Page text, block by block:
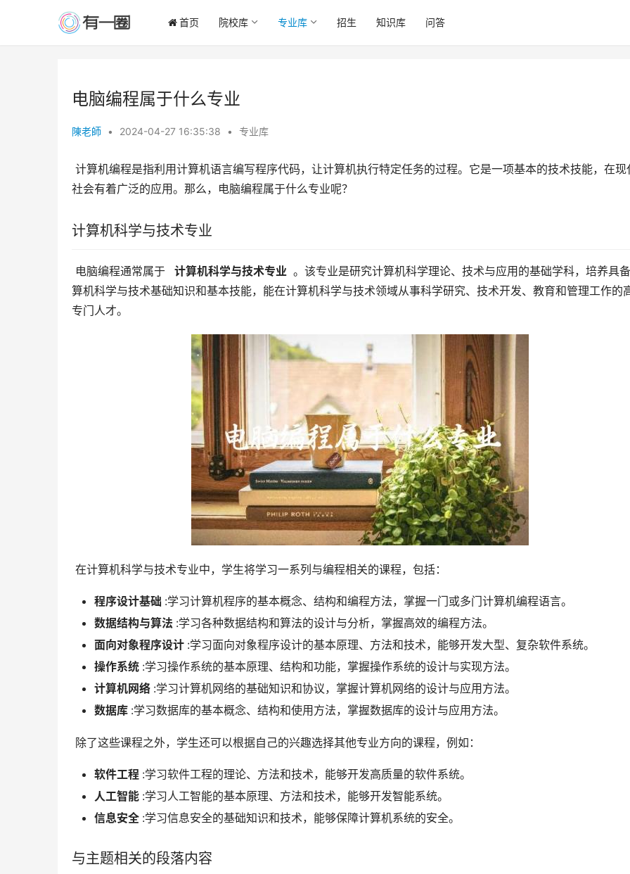
首页 院校库 专业库 招生 知识库 问答
电脑编程属于什么专业
陳老師 • 2024-04-27 16:35:38 • 专业库
社会有着广泛的应用。那么，电脑编程属于什么专业呢？
计算机科学与技术专业
电脑编程通常属于
  计算机科学与技术专业
。该专业是研究计算机科学理论、技术与应用的基础学科，培养具
算机科学与技术基础知识和基本技能，能在计算机科学与技术领域从事科学研究、技术开发、教育和管理工作的
专门人才。
在计算机科学与技术专业中，学生将学习一系列与编程相关的课程，包括：
程序设计基础 :学习计算机程序的基本概念、结构和编程方法，掌握一门或多门计算机编程语言。
数据结构与算法 :学习各种数据结构和算法的设计与分析，掌握高效的编程方法。
面向对象程序设计 :学习面向对象程序设计的基本原理、方法和技术，能够开发大型、复杂软件系统。
操作系统 :学习操作系统的基本原理、结构和功能，掌握操作系统的设计与实现方法。
计算机网络 :学习计算机网络的基础知识和协议，掌握计算机网络的设计与应用方法。
数据库 :学习数据库的基本概念、结构和使用方法，掌握数据库的设计与应用方法。
除了这些课程之外，学生还可以根据自己的兴趣选择其他专业方向的课程，例如：
软件工程 :学习软件工程的理论、方法和技术，能够开发高质量的软件系统。
人工智能 :学习人工智能的基本原理、方法和技术，能够开发智能系统。
信息安全 :学习信息安全的基础知识和技术，能够保障计算机系统的安全。
与主题相关的段落内容